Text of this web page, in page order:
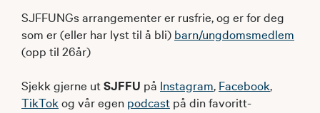
SJFFUNGs arrangementer er rusfrie, og er for deg
som er (eller har lyst til å bli) barn/ungdomsmedlem
(opp til 26år)
Sjekk gjerne utSJFFU på Instagram, Facebook,
TikTok og vår egen podcast på din favoritt-